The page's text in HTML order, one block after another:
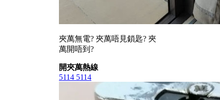
夾萬無電? 夾萬唔見鎖匙? 夾
萬開唔到?
開夾萬熱線
5114 5114